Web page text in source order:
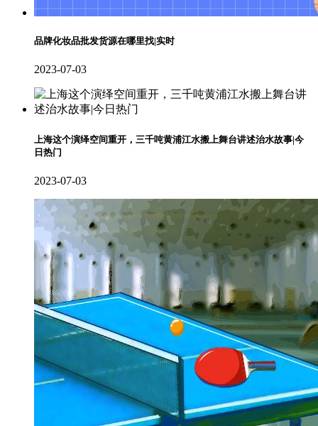
品牌化妆品批发货源在哪里找|实时
2023-07-03
上海这个演绎空间重开，三千吨黄浦江水搬上舞台讲述治水故事|今
日热门
2023-07-03